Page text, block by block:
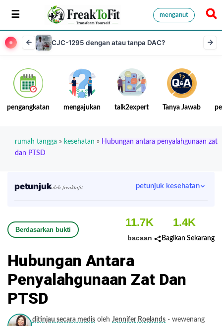
menganut
CJC-1295 dengan atau tanpa DAC?
pengangkatan mengajukan talk2expert Tanya Jawab
rumah tangga » kesehatan » Hubungan antara penyalahgunaan zat
dan PTSD
petunjukoleh freaktofit petunjuk kesehatan
Berdasarkan bukti
11.7K
bacaan
1.4K
Bagikan Sekarang
Hubungan Antara
Penyalahgunaan Zat Dan
PTSD
ditinjau secara medis oleh Jennifer Roelands - wewenang